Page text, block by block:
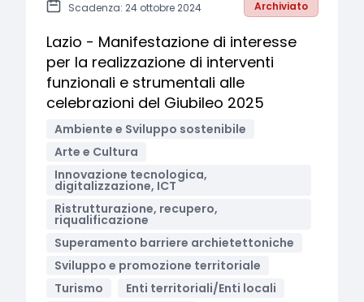
Scadenza: 24 ottobre 2024 Archiviato
Lazio - Manifestazione di interesse
per la realizzazione di interventi
funzionali e strumentali alle
celebrazioni del Giubileo 2025
Ambiente e Sviluppo sostenibile
Arte e Cultura
Innovazione tecnologica,
digitalizzazione, ICT
Ristrutturazione, recupero,
riqualificazione
Superamento barriere archietettoniche
Sviluppo e promozione territoriale
Turismo
Enti territoriali/Enti locali